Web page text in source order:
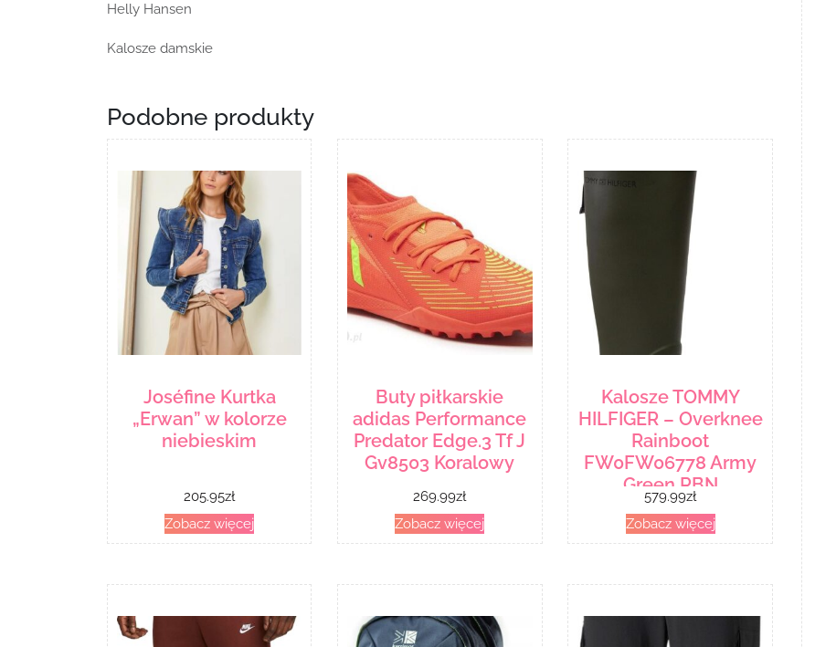
Helly Hansen
Kalosze damskie
Podobne produkty
Joséfine Kurtka
„Erwan” w kolorze
niebieskim
205.95zł
Zobacz więcej
Buty piłkarskie
adidas Performance
Predator Edge.3 Tf J
Gv8503 Koralowy
269.99zł
Zobacz więcej
Kalosze TOMMY
HILFIGER – Overknee
Rainboot
FW0FW06778 Army
Green RBN
579.99zł
Zobacz więcej